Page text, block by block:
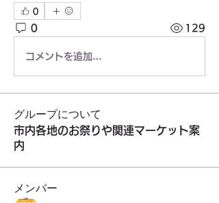
0
0 129
コメントを追加…
グループについて
市内各地のお祭りや関連マーケット案
内
メンバー